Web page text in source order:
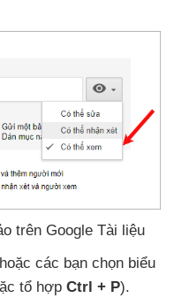
trên Google Tài liệu
hoặc các bạn chọn biểu
tổ hợp Ctrl + P).